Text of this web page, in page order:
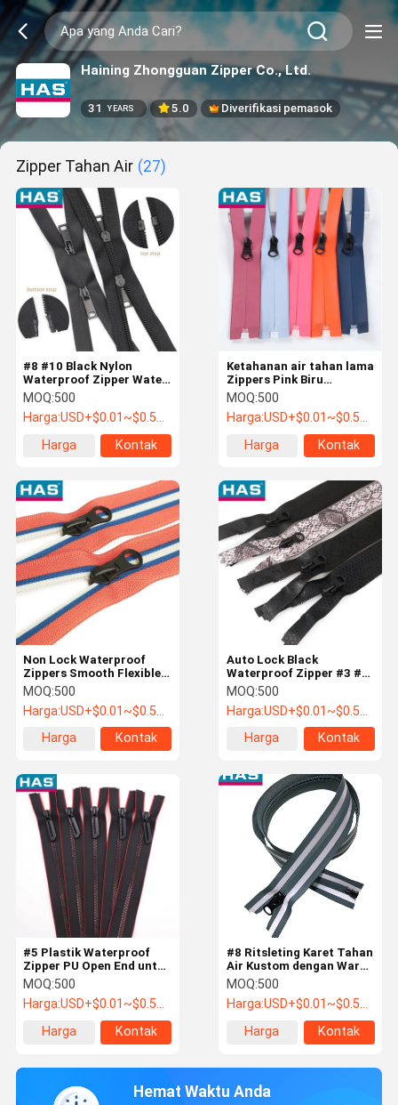
Haining Zhongguan Zipper Co., Ltd.
31 YEARS 5.0 Diverifikasi pemasok
Zipper Tahan Air (27)
#8 #10 Black Nylon
Waterproof Zipper Water
Resistant Zipper Untuk
Pakaian Waterproof
MOQ:500
Harga:USD+$0.01~$0.5+PC
Harga
Kontak
Ketahanan air tahan lama
Zippers Pink Biru
Watertight Zipper Gaya
halus
MOQ:500
Harga:USD+$0.01~$0.5+PC
Harga
Kontak
Non Lock Waterproof
Zippers Smooth Flexible
Zipper Disesuaikan
MOQ:500
Harga:USD+$0.01~$0.5+PC
Harga
Kontak
Auto Lock Black
Waterproof Zipper #3 #5
Water Tight Zipper
Dengan Fungsi Fleksibel
MOQ:500
Harga:USD+$0.01~$0.5+PC
Harga
Kontak
#5 Plastik Waterproof
Zipper PU Open End untuk
Pakaian atau Sepatu
MOQ:500
Harga:USD+$0.01~$0.5+PC
Harga
Kontak
#8 Ritsleting Karet Tahan
Air Kustom dengan Warna
Ganda untuk Pakaian
MOQ:500
Harga:USD+$0.01~$0.5+PC
Harga
Kontak
Hemat Waktu Anda